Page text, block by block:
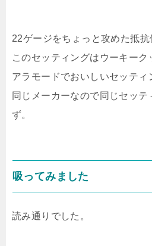
22ゲージをちょっと攻めた抵抗
このセッティングはウーキーク
アラモードでおいしいセッティ
同じメーカーなので同じセッテ
ず。
吸ってみました
読み通りでした。